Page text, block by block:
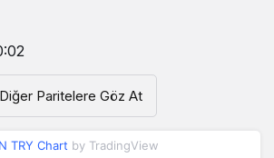
Diğer Paritelere Göz At
TRY Chart by TradingView